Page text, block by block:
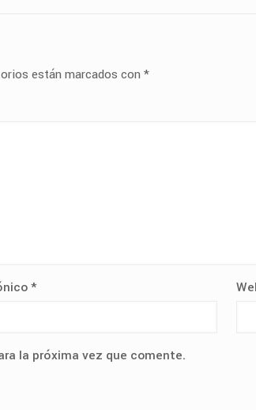
están marcados con *
*
la próxima vez que comente.